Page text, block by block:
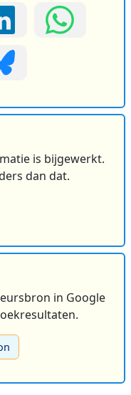
is bijgewerkt.
dan dat.
in Google